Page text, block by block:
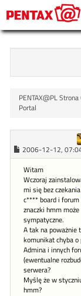
PENTAX@PL Strona
Portal
2006-12-12,
Witam
Wczoraj
mi się bez czekania
c**** board i forum
znaczki hmm
sympatyczne.
A tak na poważnie
komunikat chyba
Admina i innych
(ewentualne
serwera?
Myślę że w
hmm?